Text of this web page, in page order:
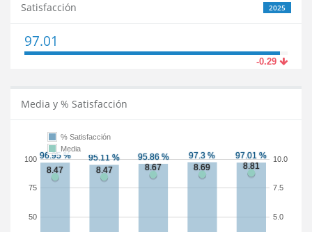
2025
Satisfacción
97.01
-0.29
Media y % Satisfacción
50
75
100
5.0
7.5
10.0
% Satisfacción
Media